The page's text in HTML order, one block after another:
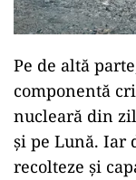
Pe de altă
componentă
nucleară din
și pe Lună. Iar
recolteze și